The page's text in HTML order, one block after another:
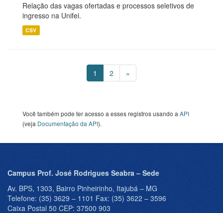
Relação das vagas ofertadas e processos seletivos de
ingresso na Unifei.
CSV
1 2 »
Você também pode ter acesso a esses registros usando a API
(veja Documentação da API).
Campus Prof. José Rodrigues Seabra – Sede
Av. BPS, 1303, Bairro Pinheirinho, Itajubá – MG
Telefone: (35) 3629 – 1101 Fax: (35) 3622 – 3596
Caixa Postal 50 CEP: 37500 903